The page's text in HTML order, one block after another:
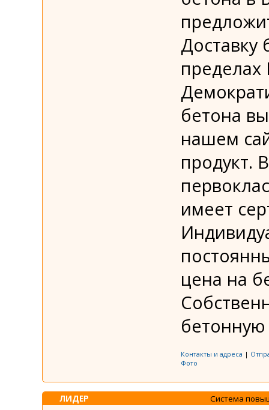
Доставку
пределах
бетона
нашем
продукт.
имеет
цена на
бетонную
Контакты и адреса |
Фото
ЛИДЕР Система